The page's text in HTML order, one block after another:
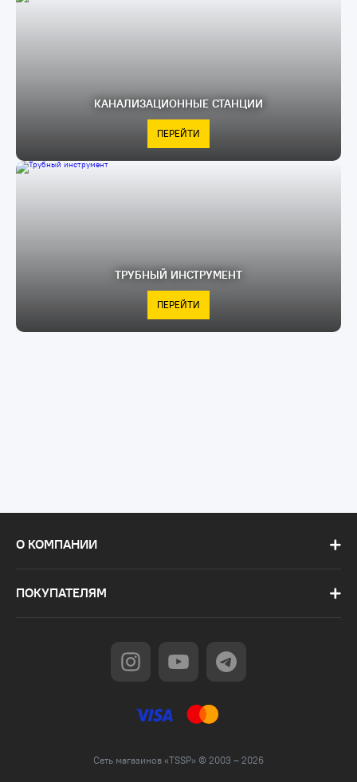
КАНАЛИЗАЦИОННЫЕ СТАНЦИИ
ПЕРЕЙТИ
ТРУБНЫЙ ИНСТРУМЕНТ
ПЕРЕЙТИ
О КОМПАНИИ
ПОКУПАТЕЛЯМ
Сеть магазинов «TSSP» © 2003 – 2026